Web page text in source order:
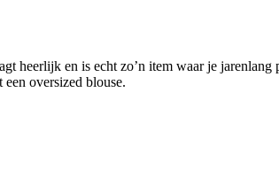
heerlijk en is echt zo’n item waar je
oversized blouse.